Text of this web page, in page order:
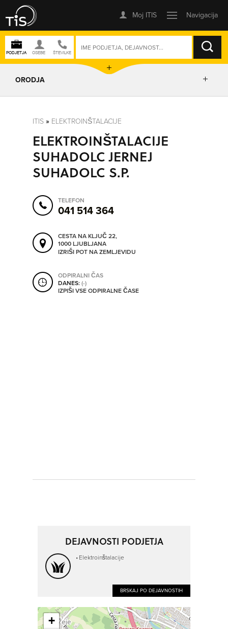
ISKANJE
SO ODPRTA V
ORODJA
IZRIŠI POT
POŠLJI SMS
ORODJA
SHRANI V MOJ ITIS
ITIS » ELEKTROINŠTALACIJE
ELEKTROINŠTALACIJE
SUHADOLC JERNEJ
SUHADOLC S.P.
TELEFON
041 514 364
CESTA NA KLJUČ 22,
1000 LJUBLJANA
IZRIŠI POT NA ZEMLJEVIDU
ODPIRALNI ČAS
DANES:(-)
IZPIŠI VSE ODPIRALNE ČASE
DEJAVNOSTI PODJETJA
Elektroinštalacije
BRSKAJ PO DEJAVNOSTIH
+